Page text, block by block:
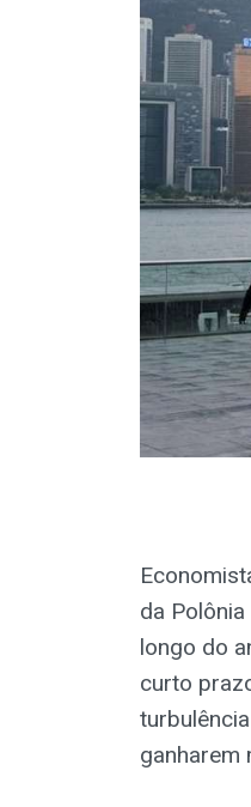
da
longo do
curto
ganharem